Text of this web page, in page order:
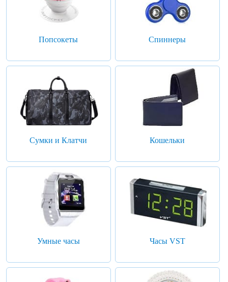
Попсокеты Спиннеры
Сумки и Клатчи Кошельки
Умные часы Часы VST